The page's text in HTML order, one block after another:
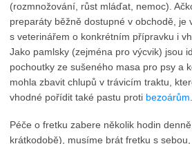
(rozmnožování, růst mláďat, nemoc).
preparáty běžně dostupné v obchodě, je
s veterinářem o konkrétním přípravku i
Jako pamlsky (zejména pro výcvik) jsou
pochoutky ze sušeného masa pro psy a
mohla zbavit chlupů v trávicím traktu,
vhodné pořídit také pastu proti bezoárům
Péče o fretku zabere několik hodin
krátkodobě), musíme brát fretku s